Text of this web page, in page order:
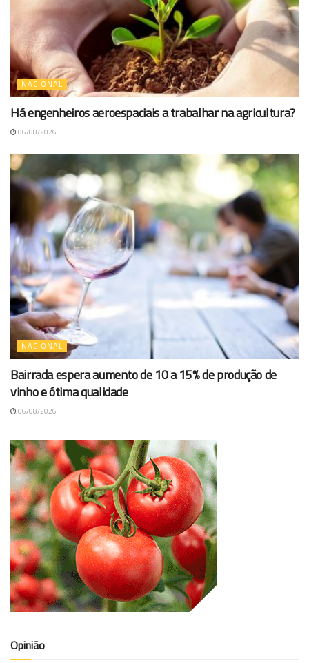
NACIONAL
Há engenheiros aeroespaciais a trabalhar na agricultura?
06/08/2026
NACIONAL
Bairrada espera aumento de 10 a 15% de produção de
vinho e ótima qualidade
06/08/2026
Opinião